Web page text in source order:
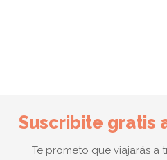
Suscribite gratis
Te prometo que viajarás a